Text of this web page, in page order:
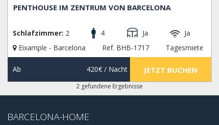
PENTHOUSE IM ZENTRUM VON BARCELONA
Schlafzimmer: 2 4 Ja
Ja
Eixample - Barcelona
Ref. BHB-1717 Tagesmiete
Ab 420€/ Nacht JETZT BUCHEN
2 gefundene Ergebnisse
BARCELONA-HOME